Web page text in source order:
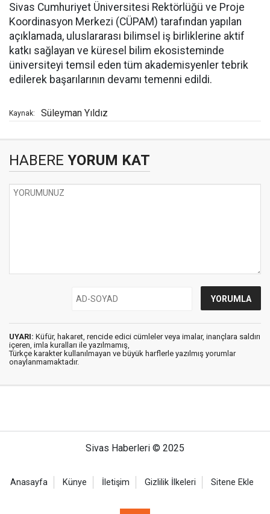
Sivas Cumhuriyet Üniversitesi Rektörlüğü ve Proje
Koordinasyon Merkezi (CÜPAM) tarafından yapılan
açıklamada, uluslararası bilimsel iş birliklerine aktif
katkı sağlayan ve küresel bilim ekosisteminde
üniversiteyi temsil eden tüm akademisyenler tebrik
edilerek başarılarının devamı temenni edildi.
Kaynak: Süleyman Yıldız
HABERE YORUM KAT
UYARI: Küfür, hakaret, rencide edici cümleler veya imalar, inançlara saldırı
içeren, imla kuralları ile yazılmamış,
Türkçe karakter kullanılmayan ve büyük harflerle yazılmış yorumlar
onaylanmamaktadır.
Sivas Haberleri © 2025
Anasayfa Künye İletişim Gizlilik İlkeleri Sitene Ekle